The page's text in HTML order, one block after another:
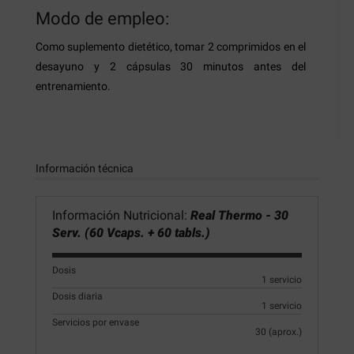
Modo de empleo:
Como suplemento dietético, tomar 2 comprimidos en el
desayuno y 2 cápsulas 30 minutos antes del
entrenamiento.
Información técnica
Información Nutricional: Real Thermo - 30
Serv. (60 Vcaps. + 60 tabls.)
Dosis
1 servicio
Dosis diaria
1 servicio
Servicios por envase
30 (aprox.)